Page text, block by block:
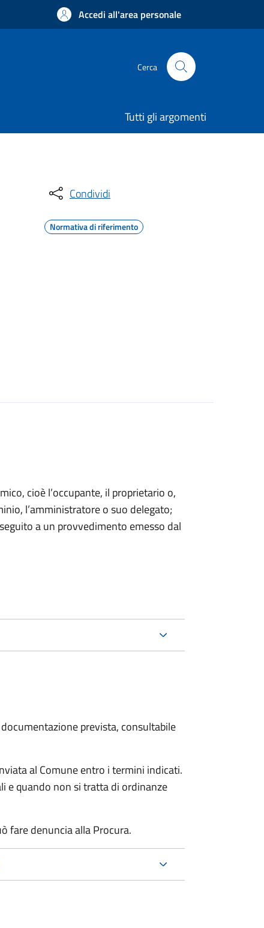
Accedi all'area personale
Cerca
Tutti gli argomenti
Condividi
Normativa di riferimento
cioè l’occupante, il proprietario o,
l’amministratore o suo delegato;
a un provvedimento emesso dal
prevista, consultabile
al Comune entro i termini indicati.
e quando non si tratta di ordinanze
fare denuncia alla Procura.